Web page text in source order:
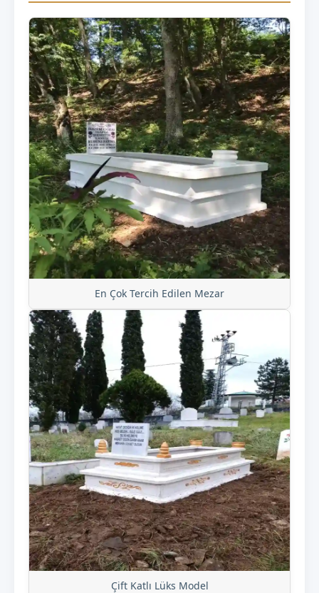
En Çok Tercih Edilen Mezar
Çift Katlı Lüks Model